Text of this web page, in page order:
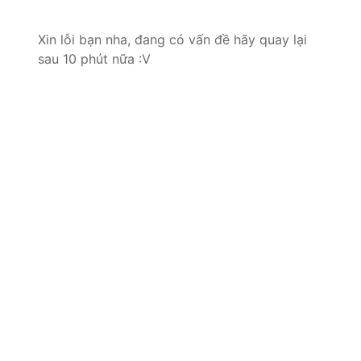
Xin lỗi bạn nha, đang có vấn đề hãy quay lại
sau 10 phút nữa :V